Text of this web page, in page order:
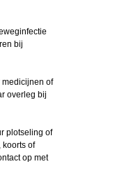
bij
medicijnen of
overleg bij
plotseling of
koorts of
op met